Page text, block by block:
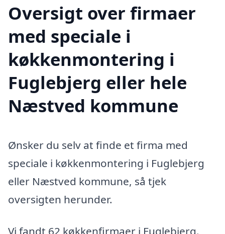
Oversigt over firmaer
med speciale i
køkkenmontering i
Fuglebjerg eller hele
Næstved kommune
Ønsker du selv at finde et firma med
speciale i køkkenmontering i Fuglebjerg
eller Næstved kommune, så tjek
oversigten herunder.
Vi fandt 62 køkkenfirmaer i Fuglebjerg.